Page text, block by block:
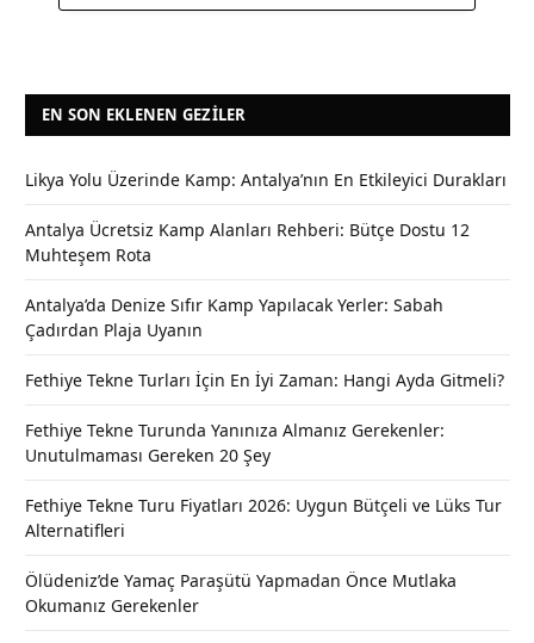
EN SON EKLENEN GEZILER
Likya Yolu Üzerinde Kamp: Antalya’nın En Etkileyici Durakları
Antalya Ücretsiz Kamp Alanları Rehberi: Bütçe Dostu 12
Muhteşem Rota
Antalya’da Denize Sıfır Kamp Yapılacak Yerler: Sabah
Çadırdan Plaja Uyanın
Fethiye Tekne Turları İçin En İyi Zaman: Hangi Ayda Gitmeli?
Fethiye Tekne Turunda Yanınıza Almanız Gerekenler:
Unutulmaması Gereken 20 Şey
Fethiye Tekne Turu Fiyatları 2026: Uygun Bütçeli ve Lüks Tur
Alternatifleri
Ölüdeniz’de Yamaç Paraşütü Yapmadan Önce Mutlaka
Okumanız Gerekenler